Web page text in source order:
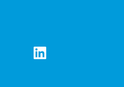
LinkedIn